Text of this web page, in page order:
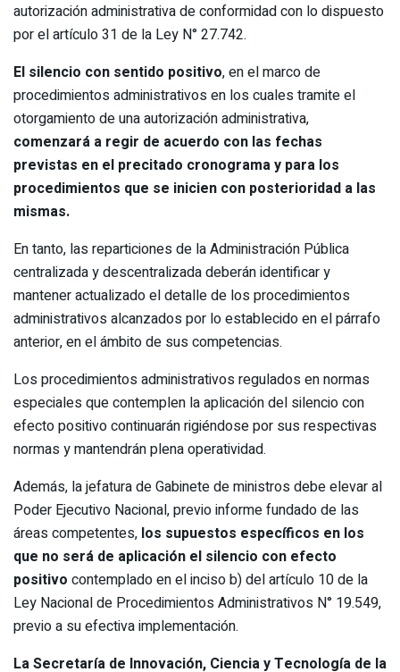
autorización administrativa de conformidad con lo dispuesto
por el artículo 31 de la Ley N° 27.742.
El silencio con sentido positivo, en el marco de
procedimientos administrativos en los cuales tramite el
otorgamiento de una autorización administrativa,
comenzará a regir de acuerdo con las fechas
previstas en el precitado cronograma y para los
procedimientos que se inicien con posterioridad a las
mismas.
En tanto, las reparticiones de la Administración Pública
centralizada y descentralizada deberán identificar y
mantener actualizado el detalle de los procedimientos
administrativos alcanzados por lo establecido en el párrafo
anterior, en el ámbito de sus competencias.
Los procedimientos administrativos regulados en normas
especiales que contemplen la aplicación del silencio con
efecto positivo continuarán rigiéndose por sus respectivas
normas y mantendrán plena operatividad.
Además, la jefatura de Gabinete de ministros debe elevar al
Poder Ejecutivo Nacional, previo informe fundado de las
áreas competentes, los supuestos específicos en los
que no será de aplicación el silencio con efecto
positivo contemplado en el inciso b) del artículo 10 de la
Ley Nacional de Procedimientos Administrativos N° 19.549,
previo a su efectiva implementación.
La Secretaría de Innovación, Ciencia y Tecnología de la